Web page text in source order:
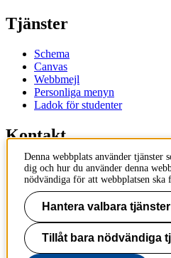
Tjänster
Schema
Canvas
Webbmejl
Personliga menyn
Ladok för studenter
Kontakt
Kontakta utbildningsprogram
Kontakta kurs
IT-support
KTH Entré
KTH
100 44 Stockholm
Denna webbplats använder tjänster
dig och hur du använder denna
nödvändiga för att webbplatsen ska
Hantera valbara tjänster
Tillåt bara nödvändiga